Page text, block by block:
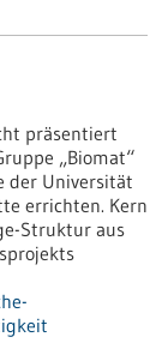
präsentiert
„Biomat“
der Universität
errichten. Kern
Struktur aus